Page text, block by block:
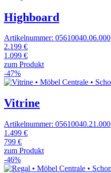
Highboard
Artikelnummer: 05610040.06.000
2.199 €
1.099 €
zum Produkt
-47%
Vitrine
Artikelnummer: 05610040.21.000
1.499 €
799 €
zum Produkt
-46%